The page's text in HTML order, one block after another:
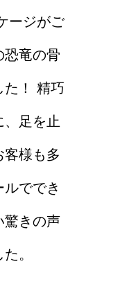
ージがご
恐竜の骨
た！ 精巧
、足を止
客様も多
ルででき
驚きの声
。